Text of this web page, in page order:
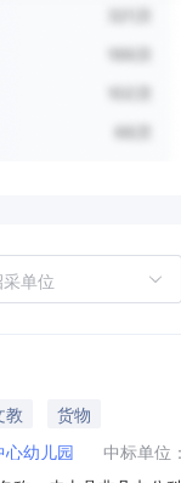
单位
教
货物
心幼儿园 中标单位：